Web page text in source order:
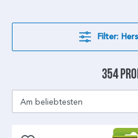
Filter:
354